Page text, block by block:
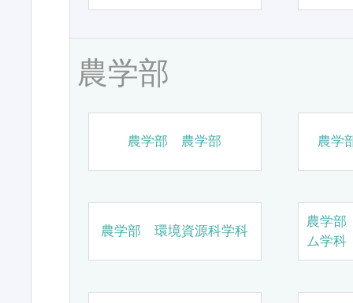
農学部
農学部 農学部 農学
農学部 環境資源科学科
農学
ム学科